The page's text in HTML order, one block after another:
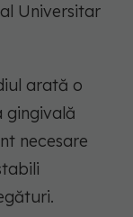
Universitar
arată o
gingivală
necesare